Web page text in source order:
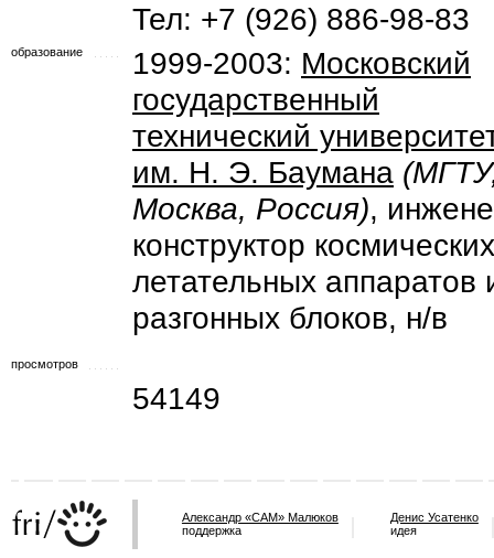
Тел: +7 (926) 886-98-83
образование 1999-2003: Московский
государственный
технический
им. Н. Э. Баумана
Москва, Россия),
конструктор космических
летательных аппаратов
разгонных блоков, н/в
просмотров
54149
Александр «САМ» Малюков
поддержка
Денис Усатенко
идея